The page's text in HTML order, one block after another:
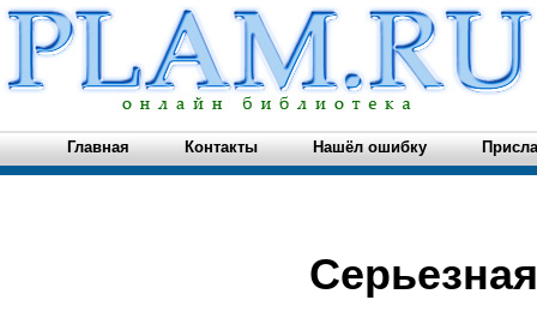
Главная Контакты Нашёл ошибку